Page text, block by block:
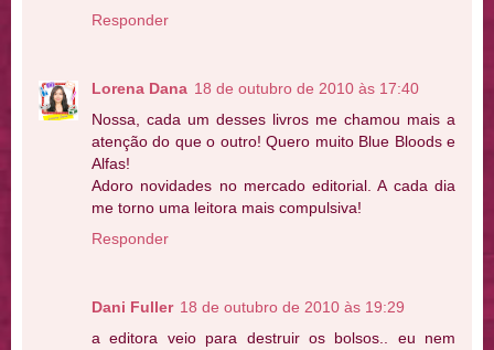
Responder
Lorena Dana 18 de outubro de 2010 às 17:40
Nossa, cada um desses livros me chamou mais a
atenção do que o outro! Quero muito Blue Bloods e
Alfas!
Adoro novidades no mercado editorial. A cada dia
me torno uma leitora mais compulsiva!
Responder
Dani Fuller 18 de outubro de 2010 às 19:29
a editora veio para destruir os bolsos.. eu nem